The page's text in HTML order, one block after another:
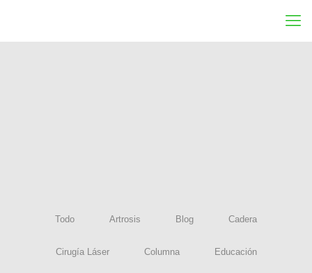
Todo Artrosis Blog Cadera
Cirugía Láser Columna Educación